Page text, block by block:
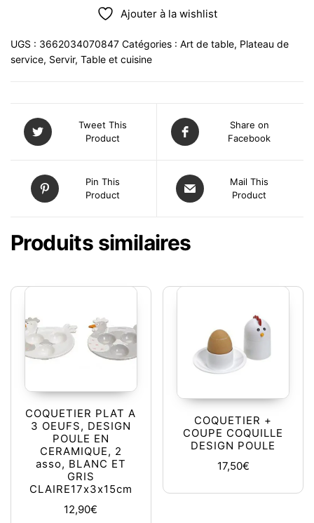
Ajouter à la wishlist
UGS : 3662034070847 Catégories : Art de table, Plateau de
service, Servir, Table et cuisine
Tweet This
Product
Share on
Facebook
Pin This
Product
Mail This
Product
Produits similaires
COQUETIER PLAT A
3 OEUFS, DESIGN
POULE EN
CERAMIQUE, 2
asso, BLANC ET
GRIS
CLAIRE17x3x15cm
12,90€
COQUETIER +
COUPE COQUILLE
DESIGN POULE
17,50€